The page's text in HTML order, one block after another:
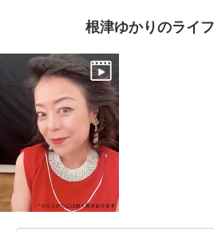
根津ゆかりのライ